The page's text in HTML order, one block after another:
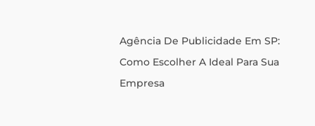
Agência De Publicidade Em SP:
Como Escolher A Ideal Para Sua
Empresa